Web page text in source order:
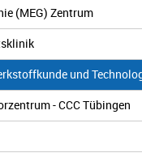
(MEG) Zentrum
und
- CCC Tübingen